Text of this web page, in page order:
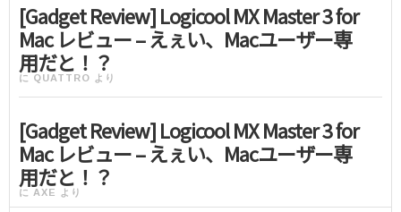
[Gadget Review] Logicool MX Master 3 for
Mac レビュー – えぇい、Macユーザー専
用だと！？
に QUATTRO より
[Gadget Review] Logicool MX Master 3 for
Mac レビュー – えぇい、Macユーザー専
用だと！？
に AXE より